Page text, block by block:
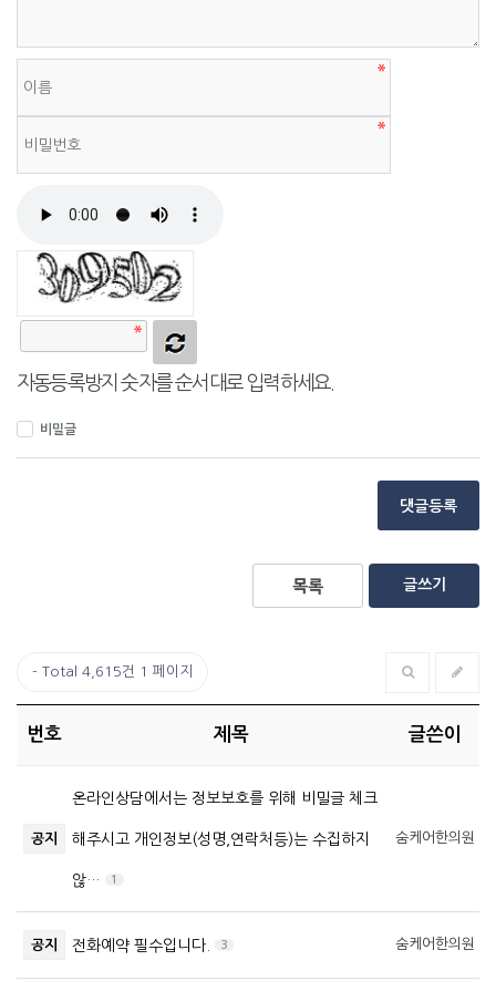
자동등록방지 숫자를 순서대로 입력하세요.
비밀글
댓글등록
목록 글쓰기
Total 4,615건 1 페이지
번호 제목 글쓴이
공지
온라인상담에서는 정보보호를 위해 비밀글 체크
해주시고 개인정보(성명,연락처등)는 수집하지
않… 1
숨케어한의원
공지 전화예약 필수입니다. 3 숨케어한의원